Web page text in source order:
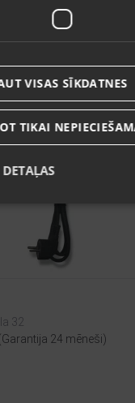
24 mēneši)
32
24 mēneši)
Saglabāt
VISAS SĪKDATNES
TIKAI